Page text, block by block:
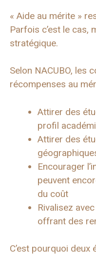
« Aide au mérite »
Parfois c’est le cas,
stratégique.
Selon NACUBO, les
récompenses au
Attirer des
profil
Attirer des
Encourager
peuvent
du coût
Rivalisez
offrant des
C’est pourquoi deux